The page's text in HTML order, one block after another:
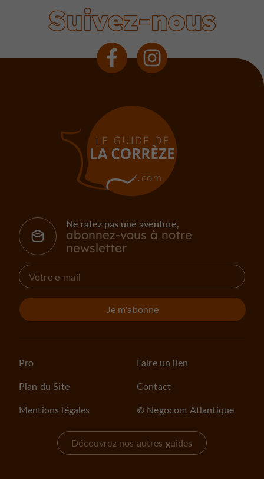
Suivez-nous
Ne ratez pas une aventure,
abonnez-vous à notre
newsletter
Je m'abonne
Pro
Plan du Site
Mentions légales
Faire un lien
Contact
© Negocom Atlantique
Découvrez nos autres guides